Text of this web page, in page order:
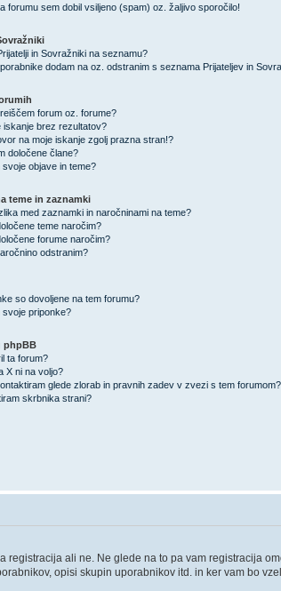
forumu sem dobil vsiljeno (spam) oz. žaljivo sporočilo!
in Sovražniki na seznamu?
dodam na oz. odstranim s seznama Prijateljev in
forum oz. forume?
iskanje brez rezultatov?
na moje iskanje zgolj prazna stran!?
določene člane?
svoje objave in teme?
teme in zaznamki
med zaznamki in naročninami na teme?
teme naročim?
forume naročim?
odstranim?
so dovoljene na tem forumu?
svoje priponke?
phpBB
ta forum?
X ni na voljo?
glede zlorab in pravnih zadev v zvezi s tem forumom?
skrbnika strani?
ali ne. Ne glede na to pa vam registracija
opisi skupin uporabnikov itd. in ker vam bo